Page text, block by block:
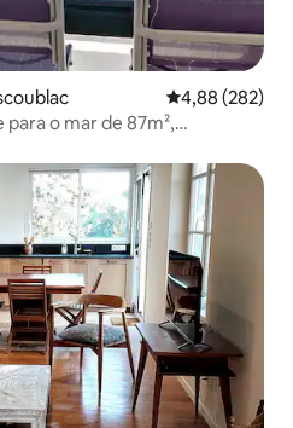
4,88 de uma
4,88 (282)
o mar de 87m²,